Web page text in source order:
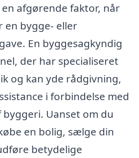
afgørende faktor, når
en bygge- eller
En byggesagkyndig
der har specialiseret
og kan yde rådgivning,
i forbindelse med
Uanset om du
en bolig, sælge din
betydelige